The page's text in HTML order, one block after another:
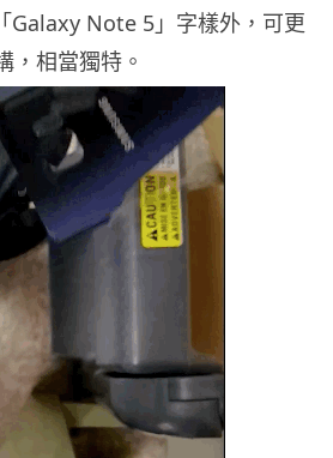
Galaxy Note 5」字樣外，可更
，相當獨特。